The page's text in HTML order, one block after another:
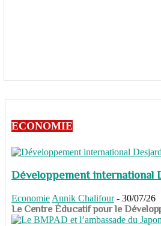
ECONOMIE
Développement international
Economie Annik Chalifour - 30/07/26
​​​​​​​Le Centre Éducatif pour le